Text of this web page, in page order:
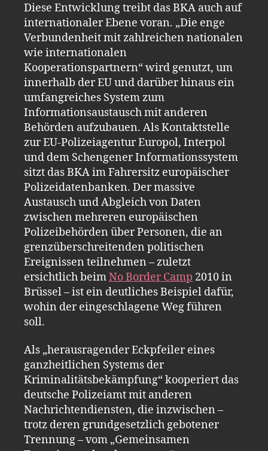
Diese Entwicklung treibt das BKA auch auf
internationaler Ebene voran. „Die enge
Verbundenheit mit zahlreichen nationalen
wie internationalen
Kooperationspartnern“ wird genutzt, um
innerhalb der EU und darüber hinaus ein
umfangreiches System zum
Informationsaustausch mit anderen
Behörden aufzubauen. Als Kontaktstelle
zur EU-Polizeiagentur Europol, Interpol
und dem Schengener Informationssystem
sitzt das BKA im Fahrersitz europäischer
Polizeidatenbanken. Der massive
Austausch und Abgleich von Daten
zwischen mehreren europäischen
Polizeibehörden über Personen, die an
grenzüberschreitenden politischen
Ereignissen teilnehmen – zuletzt
ersichtlich beimNo Border Camp 2010 in
Brüssel – ist ein deutliches Beispiel dafür,
wohin der eingeschlagene Weg führen
soll.
Als „herausragender Eckpfeiler eines
ganzheitlichen Systems der
Kriminalitätsbekämpfung“ kooperiert das
deutsche Polizeiamt mit anderen
Nachrichtendiensten, die inzwischen –
trotz deren grundgesetzlich gebotener
Trennung – vom „Gemeinsamen